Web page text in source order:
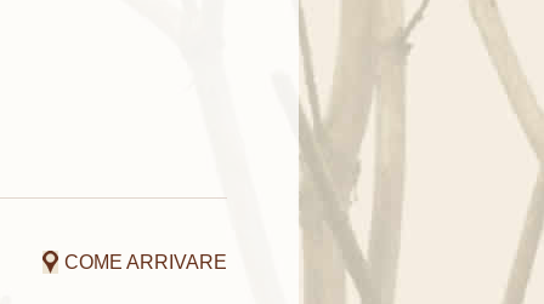
COME ARRIVARE